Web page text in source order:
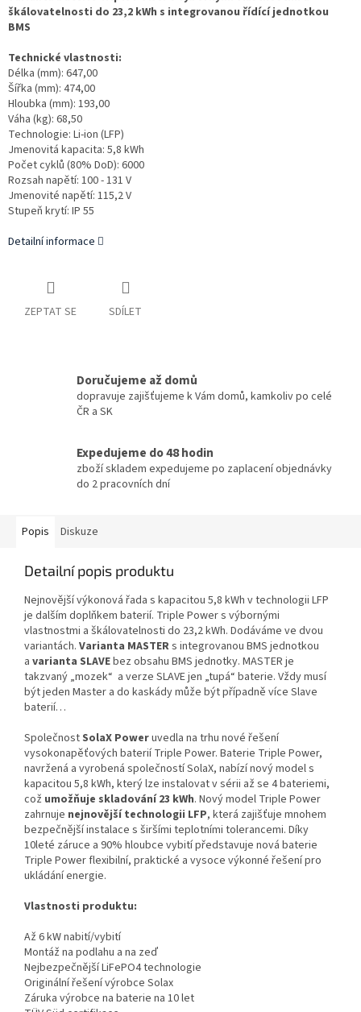
škálovatelnosti do 23,2 kWh s integrovanou řídící jednotkou
BMS
Technické vlastnosti:
Délka (mm): 647,00
Šířka (mm): 474,00
Hloubka (mm): 193,00
Váha (kg): 68,50
Technologie: Li-ion (LFP)
Jmenovitá kapacita: 5,8 kWh
Počet cyklů (80% DoD): 6000
Rozsah napětí: 100 - 131 V
Jmenovité napětí: 115,2 V
Stupeň krytí: IP 55
Detailní informace
ZEPTAT SE SDÍLET
Doručujeme až domů
dopravuje zajišťujeme k Vám domů, kamkoliv po celé
ČR a SK
Expedujeme do 48 hodin
zboží skladem expedujeme po zaplacení objednávky
do 2 pracovních dní
Popis Diskuze
Detailní popis produktu
Nejnovější výkonová řada s kapacitou 5,8 kWh v technologii LFP
je dalším doplňkem baterií. Triple Power s výbornými
vlastnostmi a škálovatelnosti do 23,2 kWh. Dodáváme ve dvou
variantách. Varianta MASTERs integrovanou BMS jednotkou
a varianta SLAVEbez obsahu BMS jednotky. MASTER je
takzvaný „mozek“ a verze SLAVE jen „tupá“ baterie. Vždy musí
být jeden Master a do kaskády může být případně více Slave
baterií…
SpolečnostSolaX Poweruvedla na trhu nové řešení
vysokonapěťových baterií Triple Power. Baterie Triple Power,
navržená a vyrobená společností SolaX, nabízí nový model s
kapacitou 5,8 kWh, který lze instalovat v sérii až se 4 bateriemi,
což umožňuje skladování 23 kWh. Nový model Triple Power
zahrnuje nejnovější technologii LFP, která zajišťuje mnohem
bezpečnější instalace s širšími teplotními tolerancemi. Díky
10leté záruce a 90% hloubce vybití představuje nová baterie
Triple Power flexibilní, praktické a vysoce výkonné řešení pro
ukládání energie.
Vlastnosti produktu:
Až 6 kW nabití/vybití
Montáž na podlahu a na zeď
Nejbezpečnější LiFePO4 technologie
Originální řešení výrobce Solax
Záruka výrobce na baterie na 10 let